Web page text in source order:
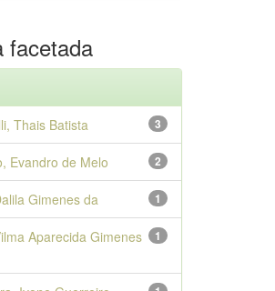
facetada
3
Thais Batista
2
Evandro de Melo
1
Gimenes da
1
Aparecida Gimenes